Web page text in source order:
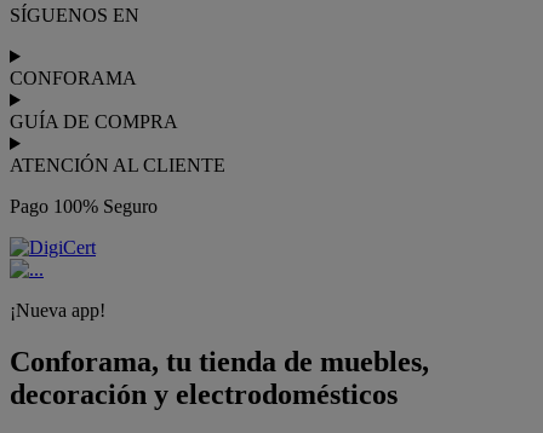
SÍGUENOS EN
CONFORAMA
GUÍA DE COMPRA
ATENCIÓN AL CLIENTE
Pago 100% Seguro
¡Nueva app!
Conforama, tu tienda de muebles,
decoración y electrodomésticos